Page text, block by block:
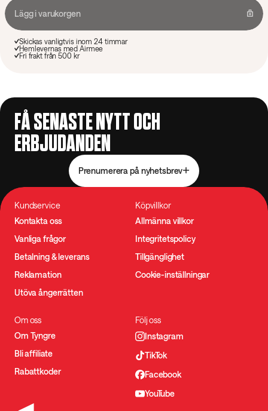
Lägg i varukorgen
Skickas vanligtvis inom 24 timmar
Hemlevernas med Airmee
Fri frakt från 500 kr
FÅ SENASTE NYTT OCH
ERBJUDANDEN
Prenumerera på nyhetsbrev
Kundservice
Kontakta oss
Vanliga frågor
Betalning & leverans
Reklamation
Utöva ångerrätten
Köpvillkor
Allmänna villkor
Integritetspolicy
Tillgänglighet
Cookie-inställningar
Om oss
Om Tyngre
Bli affiliate
Rabattkoder
Följ oss
Instagram
TikTok
Facebook
YouTube